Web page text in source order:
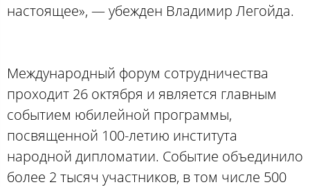
настоящее», — убежден Владимир Легойда.
Международный форум сотрудничества
проходит 26 октября и является главным
событием юбилейной программы,
посвященной 100-летию института
народной дипломатии. Событие объединило
более 2 тысяч участников, в том числе 500